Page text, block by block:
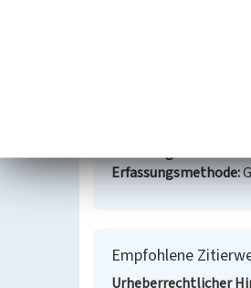
Erfassungsmaßstab
Erfassungsmethode
Empfohlene
Urheberrechtlicher